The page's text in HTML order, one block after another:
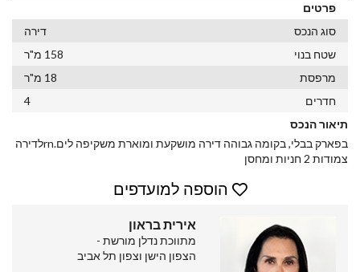
פרטים
סוג הנכס
דירה
שטח בנוי
158 מ"ר
מרפסת
18 מ"ר
חדרים
4
תיאור הנכס
בפארק בבלי, בקומה גבוהה דירה מושקעת ומוארת משקיפה לים.rnלדירה
צמודות 2 חניות ומחסן
הוספה למועדפים
אירית בראון
מתווכת נדלן מורשת -
הצפון הישן וצפון תל אביב